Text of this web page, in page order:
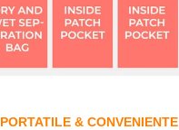
PORTATILE & CONVENIENTE